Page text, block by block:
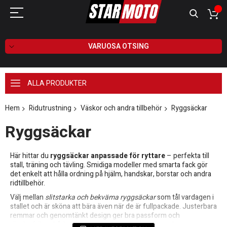
VARUOSA OTSING
ALLA PRODUKTER
Hem Ridutrustning Väskor och andra tillbehör Ryggsäckar
Ryggsäckar
Här hittar du ryggsäckar anpassade för ryttare– perfekta till
stall, träning och tävling. Smidiga modeller med smarta fack gör
det enkelt att hålla ordning på hjälm, handskar, borstar och andra
ridtillbehör.
Välj mellan slitstarka och bekväma ryggsäckarsom tål vardagen i
stallet och är sköna att bära även när de är fullpackade. Justerbara
remmar och genomtänkt design ger bra passform och
rörelsefrihet, både på väg till stallet och på tävlingsplatsen.